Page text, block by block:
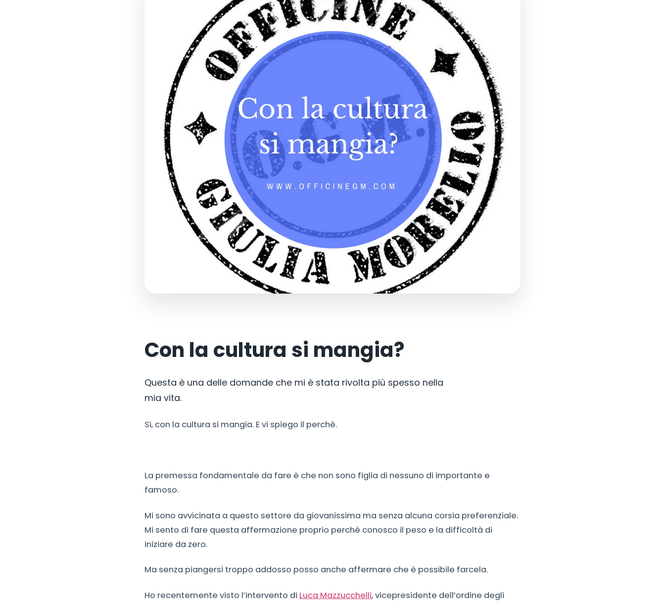
Con la cultura si mangia?
Questa è una delle domande che mi è stata rivolta più spesso nella
mia vita.
Si, con la cultura si mangia. E vi spiego il perchè.
La premessa fondamentale da fare è che non sono figlia di nessuno di importante e
famoso.
Mi sono avvicinata a questo settore da giovanissima ma senza alcuna corsia preferenziale.
Mi sento di fare questa affermazione proprio perchè conosco il peso e la difficoltà di
iniziare da zero.
Ma senza piangersi troppo addosso posso anche affermare che è possibile farcela.
Ho recentemente visto l’intervento di Luca Mazzucchelli, vicepresidente dell’ordine degli